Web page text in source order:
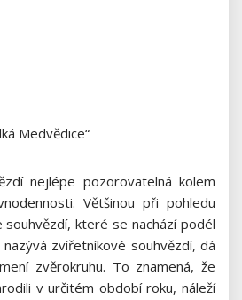
Medvědice“
nejlépe pozorovatelná kolem
Většinou při pohledu
souhvězdí, které se nachází podél
zvířetníkové souhvězdí, dá
zvěrokruhu. To znamená, že
v určitém období roku, náleží